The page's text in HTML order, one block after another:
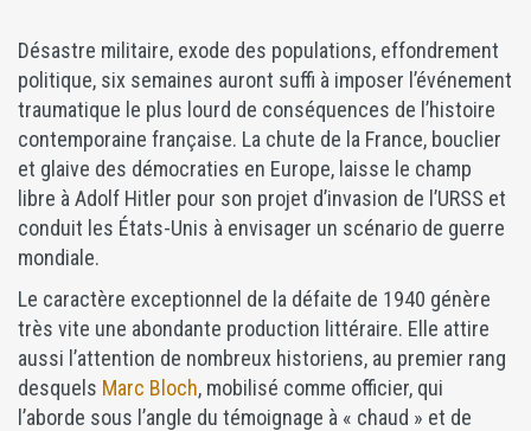
Désastre militaire, exode des populations, effondrement
politique, six semaines auront suffi à imposer l’événement
traumatique le plus lourd de conséquences de l’histoire
contemporaine française. La chute de la France, bouclier
et glaive des démocraties en Europe, laisse le champ
libre à Adolf Hitler pour son projet d’invasion de l’URSS et
conduit les États-Unis à envisager un scénario de guerre
mondiale.
Le caractère exceptionnel de la défaite de 1940 génère
très vite une abondante production littéraire. Elle attire
aussi l’attention de nombreux historiens, au premier rang
desquels Marc Bloch, mobilisé comme officier, qui
l’aborde sous l’angle du témoignage à « chaud » et de